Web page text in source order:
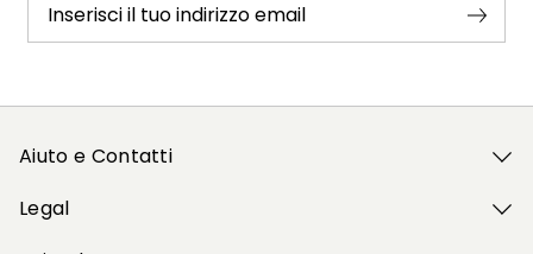
Inserisci il tuo indirizzo email
Aiuto e Contatti
Legal